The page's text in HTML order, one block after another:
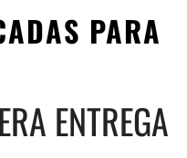
PARA
ENTREGA